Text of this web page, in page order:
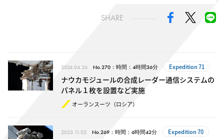
SHARE
2024.04.26 No.270：時間：4時間36分 Expedition 71
ナウカモジュールの合成レーダー通信システムの
パネル１枚を設置など実施
オーランスーツ（ロシア）
2023.11.02 No.269：時間：6時間42分 Expedition 70